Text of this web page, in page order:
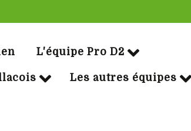
L'équipe Pro D2
Les autres équipes